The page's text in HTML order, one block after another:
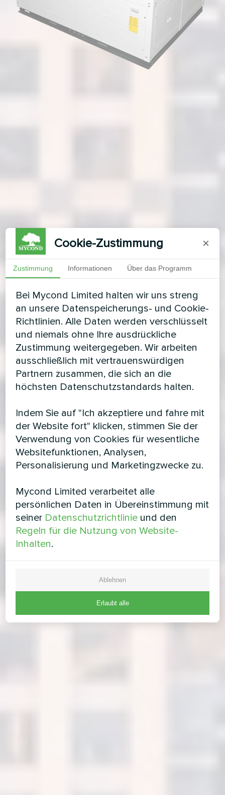
Cookie-Zustimmung ×
Zustimmung Informationen Über das Programm
Bei Mycond Limited halten wir uns streng
an unsere Datenspeicherungs- und Cookie-
Richtlinien. Alle Daten werden verschlüsselt
und niemals ohne Ihre ausdrückliche
Zustimmung weitergegeben. Wir arbeiten
ausschließlich mit vertrauenswürdigen
Partnern zusammen, die sich an die
höchsten Datenschutzstandards halten.
Indem Sie auf "Ich akzeptiere und fahre mit
der Website fort" klicken, stimmen Sie der
Verwendung von Cookies für wesentliche
Websitefunktionen, Analysen,
Personalisierung und Marketingzwecke zu.
Mycond Limited verarbeitet alle
persönlichen Daten in Übereinstimmung mit
seiner Datenschutzrichtlinie und den
Regeln für die Nutzung von Website-
Inhalten.
Ablehnen
Erlaubt alle